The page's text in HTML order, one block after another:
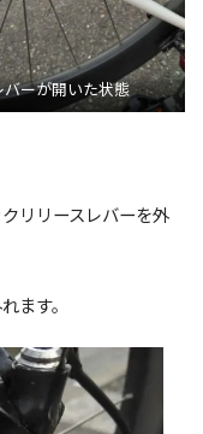
バーが開いた状態
リリースレバーを外
ます。